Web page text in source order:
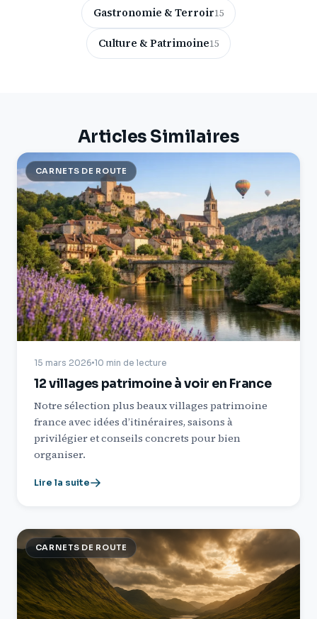
Gastronomie & Terroir15
Culture & Patrimoine15
Articles Similaires
CARNETS DE ROUTE
15 mars 2026 10 min de lecture
12 villages patrimoine à voir en France
Notre sélection plus beaux villages patrimoine
france avec idées d’itinéraires, saisons à
privilégier et conseils concrets pour bien
organiser.
Lire la suite
CARNETS DE ROUTE